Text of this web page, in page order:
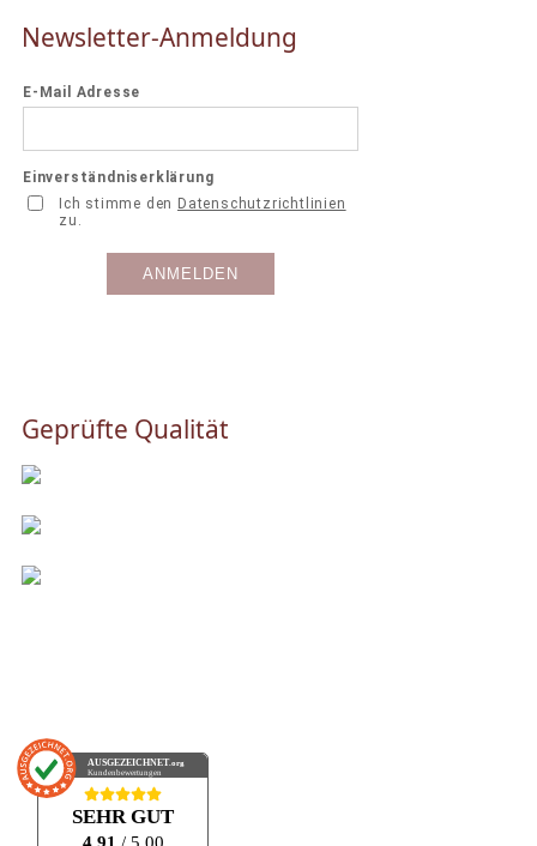
Newsletter-Anmeldung
Geprüfte Qualität
AUSGEZEICHNET.org
Kundenbewertungen
SEHR GUT